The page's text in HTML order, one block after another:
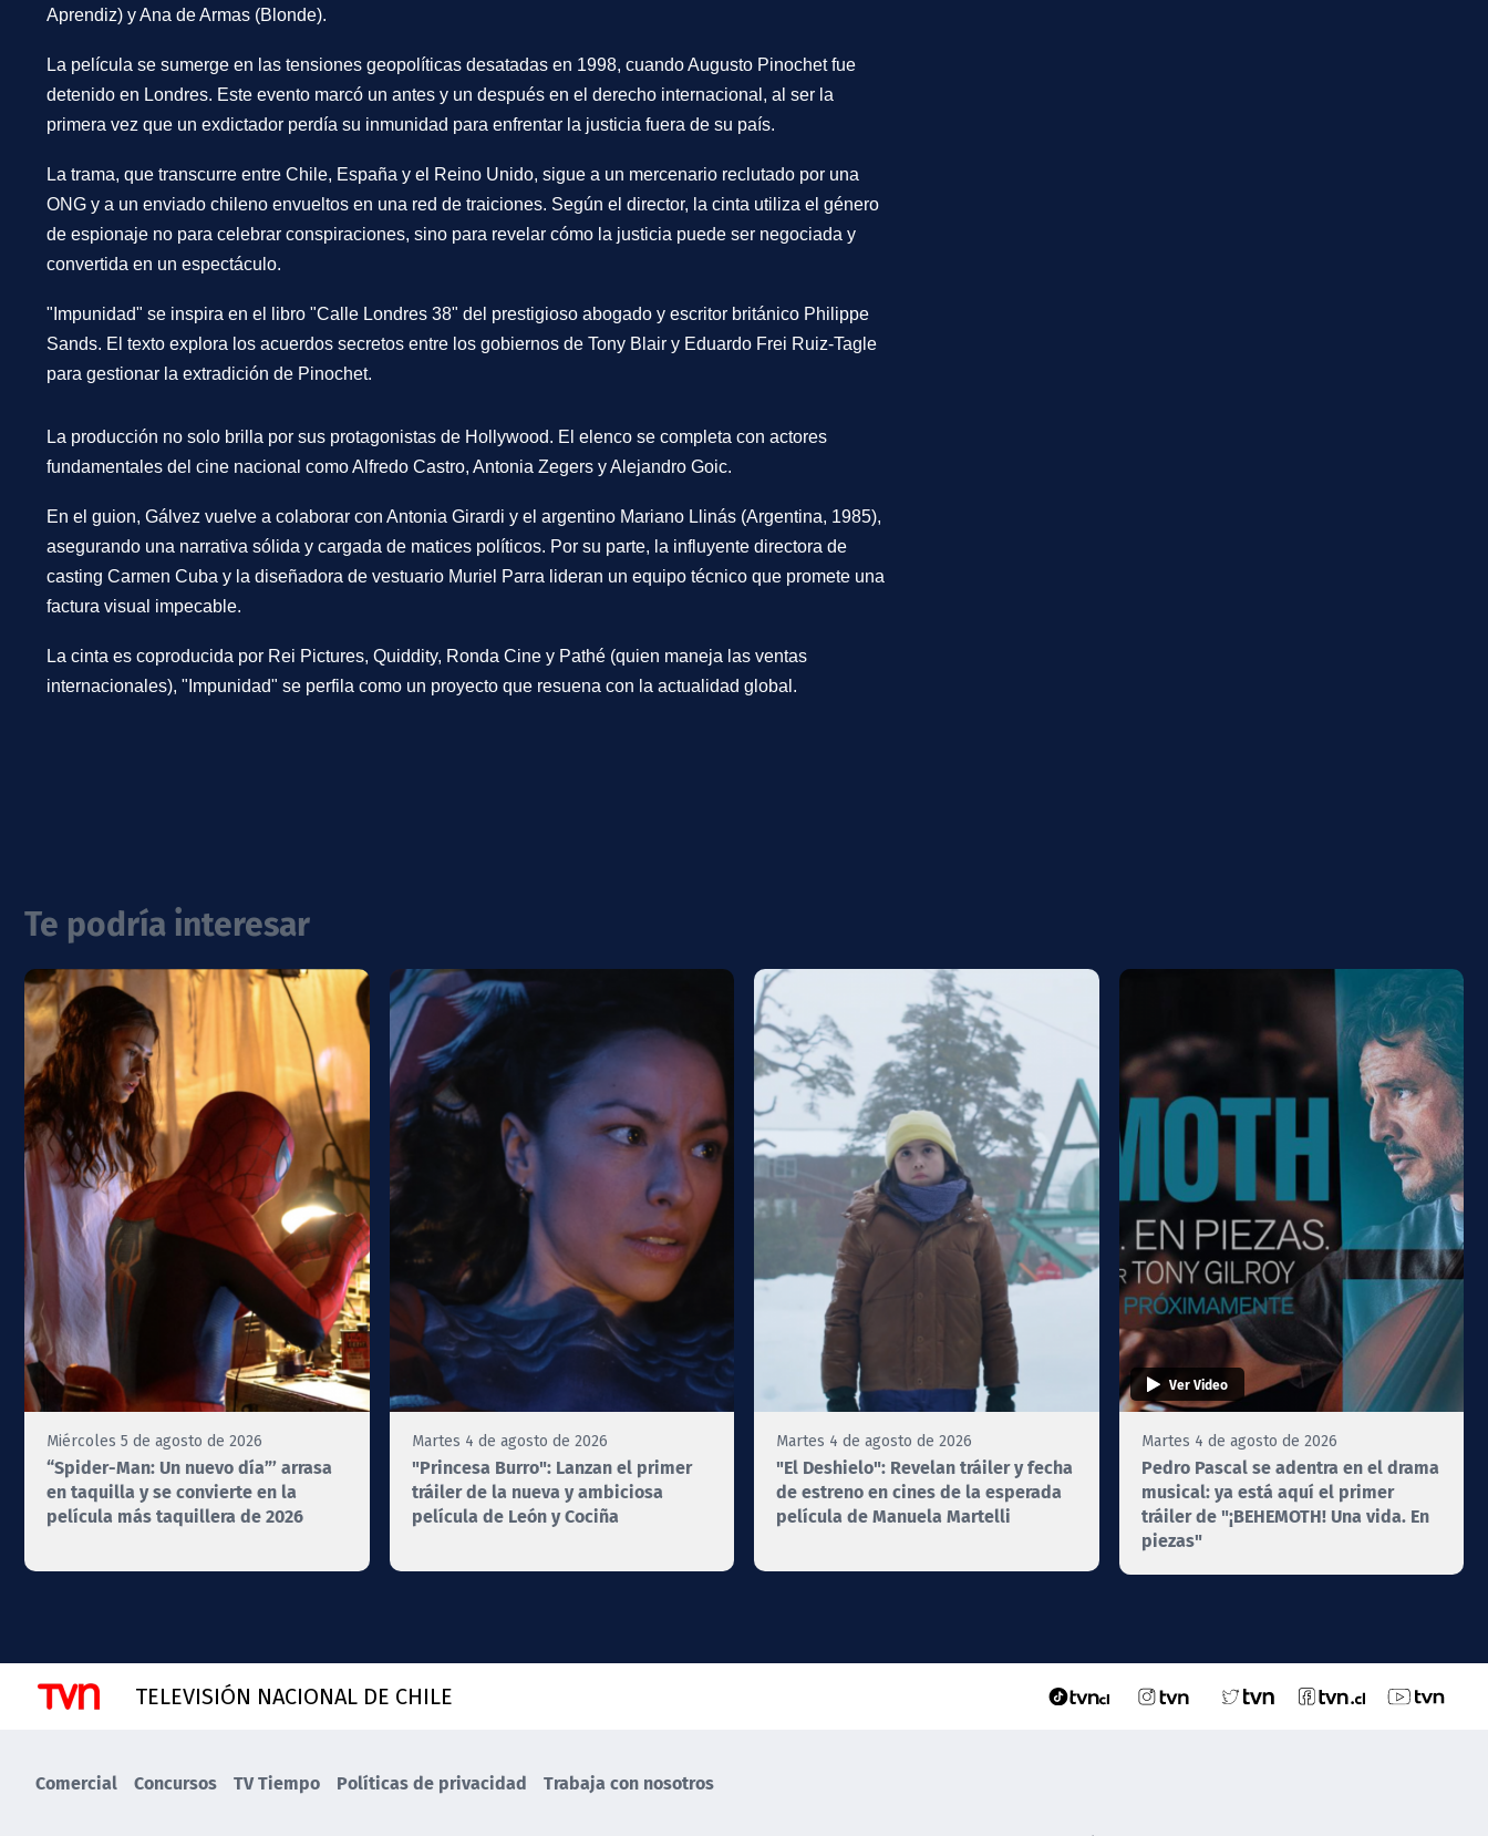
Aprendiz) yAna de Armas (Blonde).
La película se sumerge en las tensiones geopolíticas desatadas en 1998, cuandoAugusto Pinochetfue
detenido en Londres. Este evento marcó un antes y un después en el derecho internacional, al ser la
primera vez que un exdictador perdía su inmunidad para enfrentar la justicia fuera de su país.
La trama, que transcurre entre Chile, España y el Reino Unido, sigue a un mercenario reclutado por una
ONG y a un enviado chileno envueltos en una red de traiciones. Según el director, la cinta utiliza el género
de espionaje no para celebrar conspiraciones, sino para revelar cómo la justicia puede ser negociada y
convertida en un espectáculo.
"Impunidad" se inspira en el libro "Calle Londres 38" del prestigioso abogado y escritor británico Philippe
Sands. El texto explora los acuerdos secretos entre los gobiernos de Tony Blair y Eduardo Frei Ruiz-Tagle
para gestionar la extradición de Pinochet.
La producción no solo brilla por sus protagonistas de Hollywood. El elenco se completa con actores
fundamentales del cine nacional comoAlfredo Castro, Antonia Zegers yAlejandro Goic.
En el guion, Gálvez vuelve a colaborar con Antonia Girardi y el argentino Mariano Llinás (Argentina, 1985),
asegurando una narrativa sólida y cargada de matices políticos. Por su parte, la influyente directora de
casting Carmen Cuba y la diseñadora de vestuario Muriel Parra lideran un equipo técnico que promete una
factura visual impecable.
La cinta es coproducida por Rei Pictures, Quiddity, Ronda Cine y Pathé (quien maneja las ventas
internacionales), "Impunidad" se perfila como un proyecto que resuena con la actualidad global.
Te podría interesar
Miércoles 5 de agosto de 2026
“Spider-Man: Un nuevo día”’ arrasa
en taquilla y se convierte en la
película más taquillera de 2026
Martes 4 de agosto de 2026
"Princesa Burro": Lanzan el primer
tráiler de la nueva y ambiciosa
película de León y Cociña
Martes 4 de agosto de 2026
"El Deshielo": Revelan tráiler y fecha
de estreno en cines de la esperada
película de Manuela Martelli
Ver Video
Martes 4 de agosto de 2026
Pedro Pascal se adentra en el drama
musical: ya está aquí el primer
tráiler de "¡BEHEMOTH! Una vida. En
piezas"
TELEVISIÓN NACIONAL DE CHILE
Comercial Concursos TV Tiempo Políticas de privacidad Trabaja con nosotros